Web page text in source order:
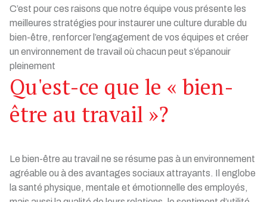
C’est pour ces raisons que notre équipe vous présente les
meilleures stratégies pour instaurer une culture durable du
bien-être, renforcer l’engagement de vos équipes et créer
un environnement de travail où chacun peut s’épanouir
pleinement
Qu'est-ce que le « bien-
être au travail »?
Le bien-être au travail ne se résume pas à un environnement
agréable ou à des avantages sociaux attrayants. Il englobe
la santé physique, mentale et émotionnelle des employés,